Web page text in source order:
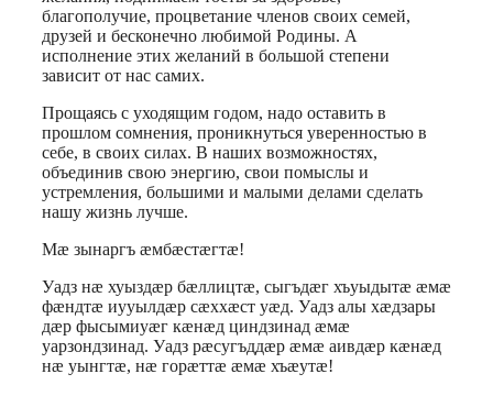
благополучие, процветание членов своих семей,
друзей и бесконечно любимой Родины. А
исполнение этих желаний в большой степени
зависит от нас самих.
Прощаясь с уходящим годом, надо оставить в
прошлом сомнения, проникнуться уверенностью в
себе, в своих силах. В наших возможностях,
объединив свою энергию, свои помыслы и
устремления, большими и малыми делами сделать
нашу жизнь лучше.
Мæ зынаргъ æмбæстæгтæ!
Уадз нæ хуыздæр бæллицтæ, сыгъдæг хъуыдытæ æмæ
фæндтæ иууылдæр сæххæст уæд. Уадз алы хæдзары
дæр фысымиуæг кæнæд циндзинад æмæ
уарзондзинад. Уадз рæсугъддæр æмæ аивдæр кæнæд
нæ уынгтæ, нæ горæттæ æмæ хъæутæ!